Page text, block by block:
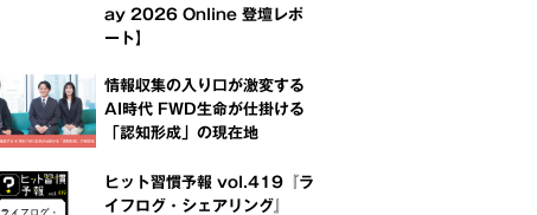
ay 2026 Online 登壇レポ
ート】
情報収集の入り口が激変する
AI時代 FWD生命が仕掛ける
「認知形成」の現在地
ヒット習慣予報 vol.419『ラ
イフログ・シェアリング』